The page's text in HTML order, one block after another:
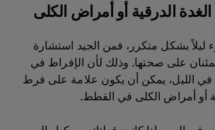
ليلاً بشكل متكرر، فمن الجيد استشارة
على صحتها. وذلك لأن الإفراط في
في الليل، يمكن أن يكون علامة على فرط
أو أمراض الكلى في القطط.